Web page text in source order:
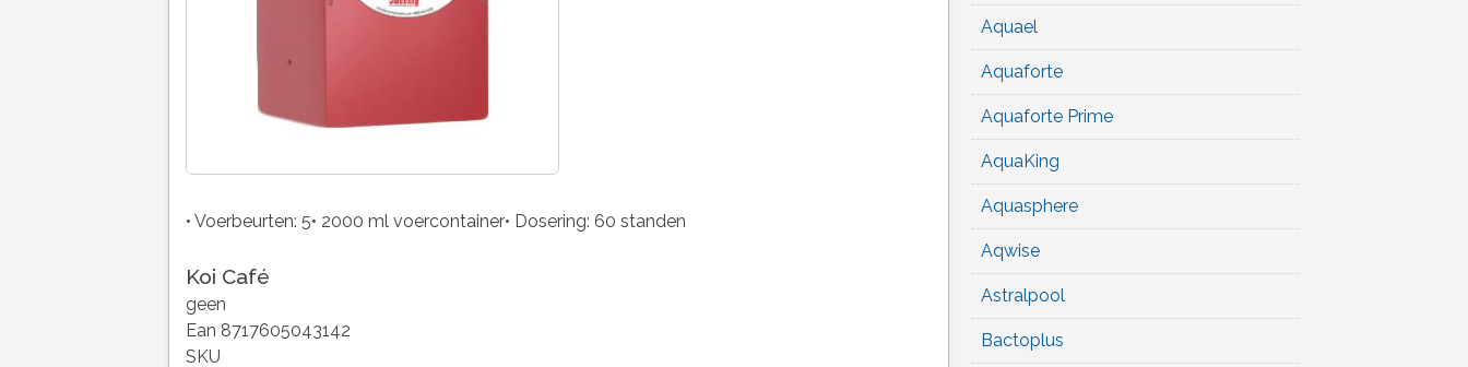
• Voerbeurten: 5• 2000 ml voercontainer• Dosering: 60 standen
Koi Café
geen
Ean 8717605043142
SKU
Aquael
Aquaforte
Aquaforte Prime
AquaKing
Aquasphere
Aqwise
Astralpool
Bactoplus